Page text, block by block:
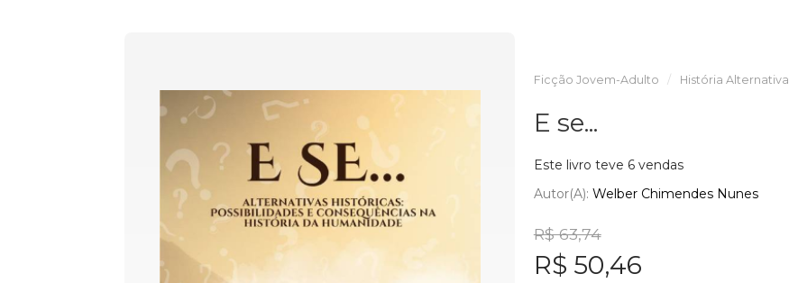
Ficção Jovem-Adulto História Alternativa
E se...
Este livro teve 6 vendas
Autor(a): Welber Chimendes Nunes
R$ 63,74
R$ 50,46